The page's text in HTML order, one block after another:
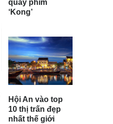
quay phim
‘Kong’
Hội An vào top
10 thị trấn đẹp
nhất thế giới